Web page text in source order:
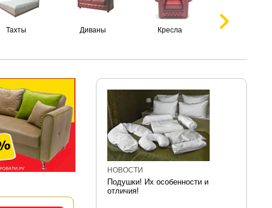
Тахты Диваны Кресла
НОВОСТИ
Подушки! Их особенности и
отличия!